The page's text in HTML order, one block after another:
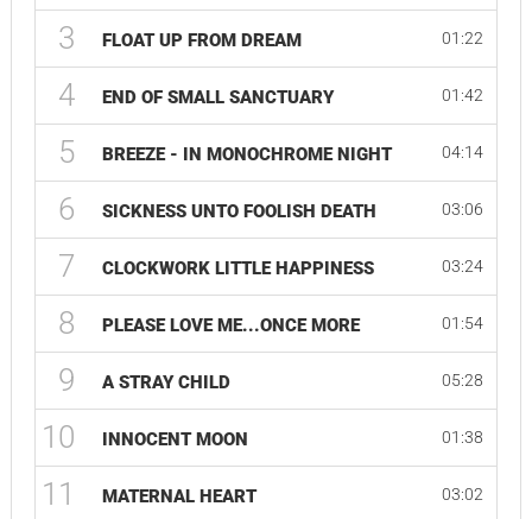
3 FLOAT UP FROM DREAM 01:22
4 END OF SMALL SANCTUARY 01:42
5 BREEZE - IN MONOCHROME NIGHT 04:14
6 SICKNESS UNTO FOOLISH DEATH 03:06
7 CLOCKWORK LITTLE HAPPINESS 03:24
8 PLEASE LOVE ME...ONCE MORE 01:54
9 A STRAY CHILD 05:28
10 INNOCENT MOON 01:38
11 MATERNAL HEART 03:02